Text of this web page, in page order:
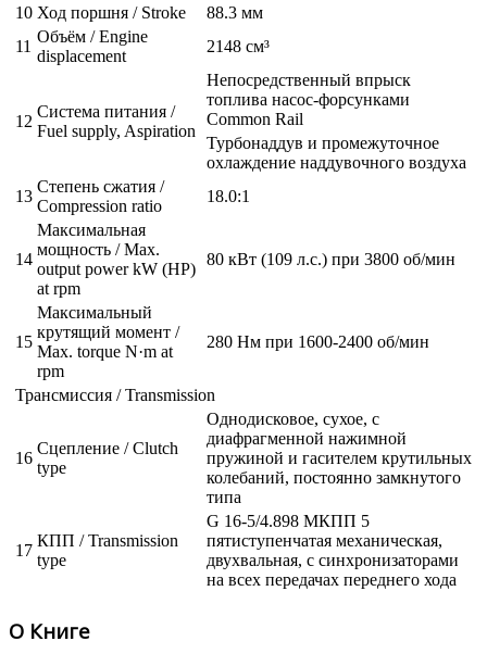
10 Ход поршня / Stroke
88.3 мм
11
Объём / Engine
displacement
2148 см³
12
Система питания /
Fuel supply, Aspiration
Непосредственный впрыск
топлива насос-форсунками
Common Rail
Турбонаддув и промежуточное
охлаждение наддувочного воздуха
13
Степень сжатия /
Compression ratio
18.0:1
14
Максимальная
мощность / Max.
output power kW (HP)
at rpm
80 кВт (109 л.с.) при 3800 об/мин
15
Максимальный
крутящий момент /
Max. torque N·m at
rpm
280 Нм при 1600-2400 об/мин
Трансмиссия / Transmission
16
Сцепление / Clutch
type
Однодисковое, сухое, с
диафрагменной нажимной
пружиной и гасителем крутильных
колебаний, постоянно замкнутого
типа
17
КПП / Transmission
type
G 16-5/4.898 МКПП 5
пятиступенчатая механическая,
двухвальная, с синхронизаторами
на всех передачах переднего хода
О Книге